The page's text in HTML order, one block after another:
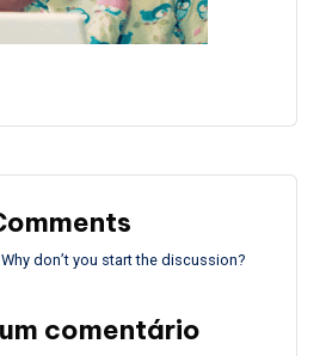
don’t you start the discussion?
comentário